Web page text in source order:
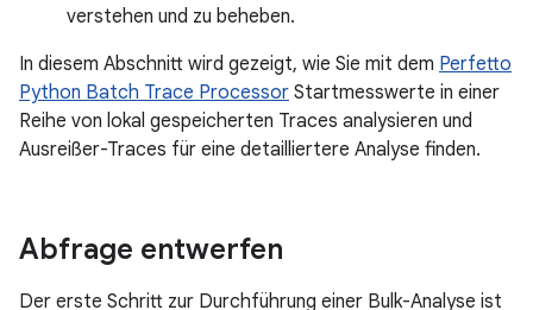
verstehen und zu beheben.
In diesem Abschnitt wird gezeigt, wie Sie mit dem Perfetto
Python Batch Trace Processor Startmesswerte in einer
Reihe von lokal gespeicherten Traces analysieren und
Ausreißer-Traces für eine detailliertere Analyse finden.
Abfrage entwerfen
Der erste Schritt zur Durchführung einer Bulk-Analyse ist